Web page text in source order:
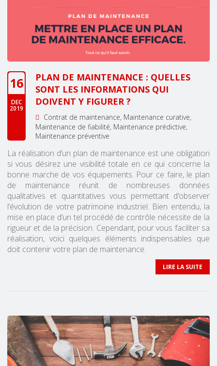
16
DEC
2019
PLAN DE MAINTENANCE : QUELLES
SONT LES INFORMATIONS QUI
DOIVENT Y FIGURER ?
Contrat de maintenance Maintenance curative
Maintenance de fiabilité Maintenance prédictive
Maintenance préventive
La réalisation d’un plan de maintenance est une obligation
si vous désirez une visibilité totale en ce qui concerne la
bonne marche de vos équipements. Pour ce faire, le plan
de maintenance réunit de nombreuses données
qualitatives et quantitatives vous permettant d’observer
l’évolution de votre patrimoine industriel. Bien entendu, la
mise en place d’un tel procédé de contrôle nécessite de la
rigueur et de la précision. Cependant, pour vous faciliter sa
réalisation, voici quelques éléments indispensables que
doit contenir votre plan de maintenance.
LIRE LA SUITE